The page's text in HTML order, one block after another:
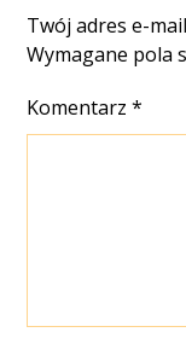
Twój adres e-
Wymagane pola
Komentarz*